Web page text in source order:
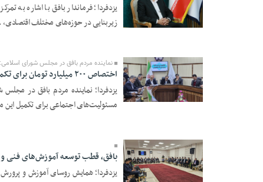
13 Bahman 1404 -
یزدفردا؛ فرماندار بافق با اشاره به
زیربنایی در حوزه‌های مختلف
11 Bahman 1404 -
نماینده مردم بافق در مجلس شورای اسلامی:
اختصاص ۲۰۰ میلیارد تومان برای تکمیل بیمارستان ۹۶ تخت‌خوابی بافق
مسئولیت‌های اجتماعی برای تکمیل این
11 Bahman 1404 -
بافق، قطب توسعه آموزش‌های فنی
یزدفردا؛ همایش روسای آموزش و